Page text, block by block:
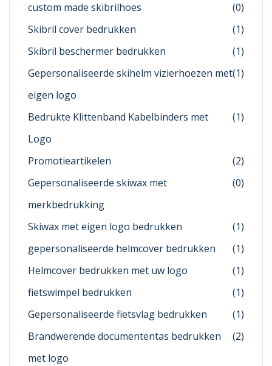
custom made skibrilhoes
(0)
Skibril cover bedrukken
(1)
Skibril beschermer bedrukken
(1)
Gepersonaliseerde skihelm vizierhoezen met
eigen logo
(1)
Bedrukte Klittenband Kabelbinders met
Logo
(1)
Promotieartikelen
(2)
Gepersonaliseerde skiwax met
merkbedrukking
(0)
Skiwax met eigen logo bedrukken
(1)
gepersonaliseerde helmcover bedrukken
(1)
Helmcover bedrukken met uw logo
(1)
fietswimpel bedrukken
(1)
Gepersonaliseerde fietsvlag bedrukken
(1)
Brandwerende documententas bedrukken
met logo
(2)